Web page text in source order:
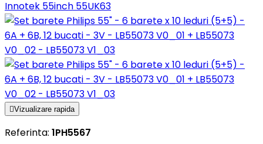
Innotek 55inch 55UK63
Vizualizare rapida
Referinta: 1PH5567